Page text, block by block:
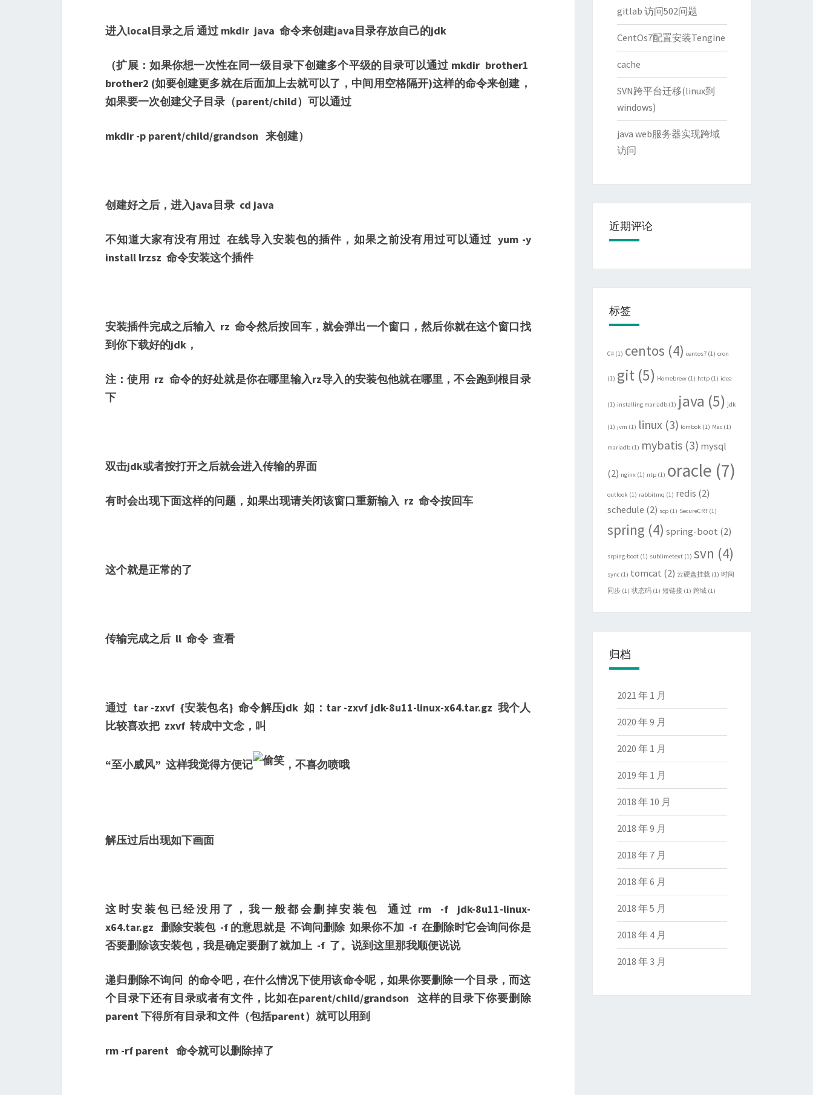
进入local目录之后 通过 mkdir java 命令来创建java目录存放自己的jdk
（扩展：如果你想一次性在同一级目录下创建多个平级的目录可以通过 mkdir brother1
brother2 (如要创建更多就在后面加上去就可以了，中间用空格隔开)这样的命令来创建，
如果要一次创建父子目录（parent/child）可以通过
mkdir -p parent/child/grandson 来创建）
创建好之后，进入java目录 cd java
不知道大家有没有用过 在线导入安装包的插件，如果之前没有用过可以通过 yum -y
install lrzsz 命令安装这个插件
安装插件完成之后输入 rz 命令然后按回车，就会弹出一个窗口，然后你就在这个窗口找
到你下载好的jdk，
注：使用 rz 命令的好处就是你在哪里输入rz导入的安装包他就在哪里，不会跑到根目录
下
双击jdk或者按打开之后就会进入传输的界面
有时会出现下面这样的问题，如果出现请关闭该窗口重新输入 rz 命令按回车
这个就是正常的了
传输完成之后 ll 命令 查看
通过 tar -zxvf {安装包名} 命令解压jdk 如：tar -zxvf jdk-8u11-linux-x64.tar.gz 我个人
比较喜欢把 zxvf 转成中文念，叫
“至小威风” 这样我觉得方便记 ，不喜勿喷哦
解压过后出现如下画面
这时安装包已经没用了，我一般都会删掉安装包 通过 rm -f jdk-8u11-linux-
x64.tar.gz 删除安装包 -f 的意思就是 不询问删除 如果你不加 -f 在删除时它会询问你是
否要删除该安装包，我是确定要删了就加上 -f 了。说到这里那我顺便说说
递归删除不询问 的命令吧，在什么情况下使用该命令呢，如果你要删除一个目录，而这
个目录下还有目录或者有文件，比如在parent/child/grandson 这样的目录下你要删除
parent 下得所有目录和文件（包括parent）就可以用到
rm -rf parent 命令就可以删除掉了
gitlab 访问502问题
CentOs7配置安装Tengine
cache
SVN跨平台迁移(linux到
windows)
java web服务器实现跨域
访问
近期评论
标签
C#(1) centos (4) centos7(1) cron
(1) git(5) Homebrew(1) http(1) idea
(1) installing mariadb(1) java (5) jdk
(1) jvm (1) linux(3) lombok (1) Mac(1)
mariadb(1) mybatis(3) mysql
(2) nginx(1) ntp(1) oracle (7)
outlook (1) rabbitmq (1) redis (2)
schedule (2) scp(1) SecureCRT(1)
spring (4) spring-boot (2)
srping-boot(1) sublimetext(1) svn (4)
sync(1) tomcat (2) 云硬盘挂载(1) 时间
同步(1) 状态码(1) 短链接(1) 跨域(1)
归档
2021 年 1 月
2020 年 9 月
2020 年 1 月
2019 年 1 月
2018 年 10 月
2018 年 9 月
2018 年 7 月
2018 年 6 月
2018 年 5 月
2018 年 4 月
2018 年 3 月